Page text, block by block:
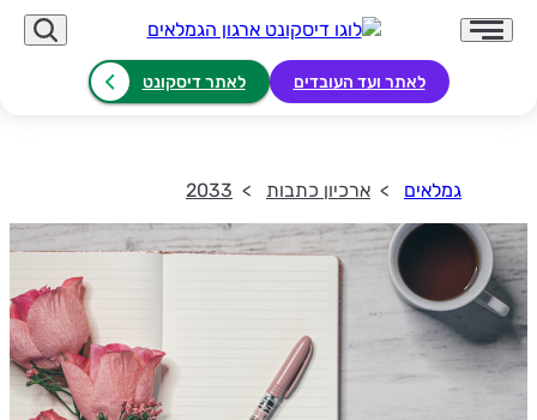
לאתר ועד העובדים לאתר דיסקונט
גמלאים ארכיון כתבות 2033